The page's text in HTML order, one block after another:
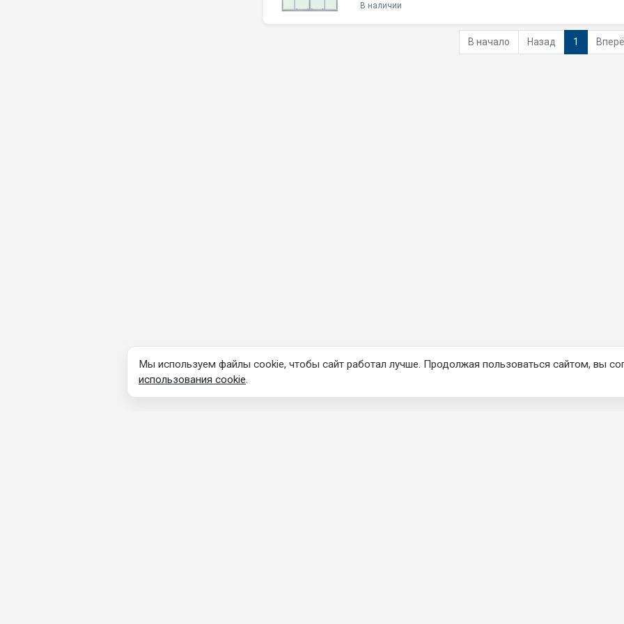
В наличии
В начало Назад 1
Мы используем файлы cookie, чтобы сайт работал лучше. Продолжая пользоваться сайтом, вы
использования cookie.